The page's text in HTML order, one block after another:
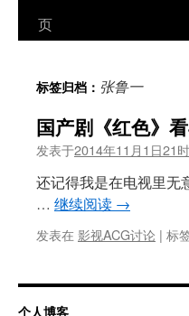
至
文
页
标签归档： 张鲁一
国产剧《红色》
发表于2014年11月1日21
还记得我是在电视里无
… 继续阅读 →
发表在 影视ACG讨论 | 标
个人博客